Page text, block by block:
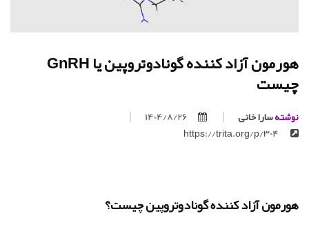
هورمون آزاد کننده گونادوتروپین یا GnRH
چیست
نوشتهسارا خانی
1404/8/26
هورمون آزاد کننده گونادوتروپین چیست؟